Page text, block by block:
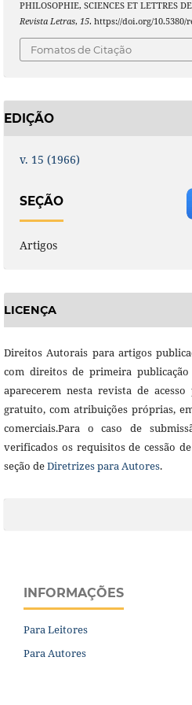
PHILOSOPHIE, SCIENCES ET LETTRES
Revista Letras, 15. https://doi.org/10.5380/
Fomatos de Citação
EDIÇÃO
v. 15 (1966)
SEÇÃO
Artigos
LICENÇA
Direitos Autorais para artigos
com direitos de primeira
aparecerem nesta revista de
gratuito, com atribuições próprias,
comerciais.Para o caso de
verificados os requisitos de cessão
seção deDiretrizes para Autores.
INFORMAÇÕES
Para Leitores
Para Autores